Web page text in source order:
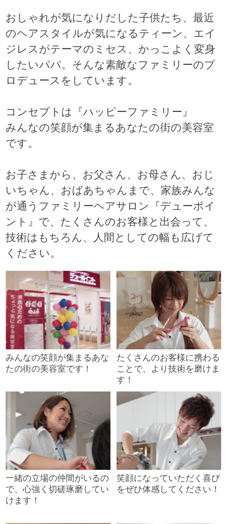
おしゃれが気になりだした子供たち、最近
のヘアスタイルが気になるティーン、エイ
ジレスがテーマのミセス、かっこよく変身
したいパパ。そんな素敵なファミリーのプ
ロデュースをしています。
コンセプトは『ハッピーファミリー』
みんなの笑顔が集まるあなたの街の美容室
です。
お子さまから、お父さん、お母さん、おじ
いちゃん、おばあちゃんまで、家族みんな
が通うファミリーヘアサロン『デューポイ
ント』で、たくさんのお客様と出会って、
技術はもちろん、人間としての幅も広げて
ください。
みんなの笑顔が集まるあな
たの街の美容室です！
たくさんのお客様に携わる
ことで、より技術を磨けま
す！
一緒の立場の仲間がいるの
で、心強く切磋琢磨してい
けます！
笑顔になっていただく喜び
をぜひ体感してください！